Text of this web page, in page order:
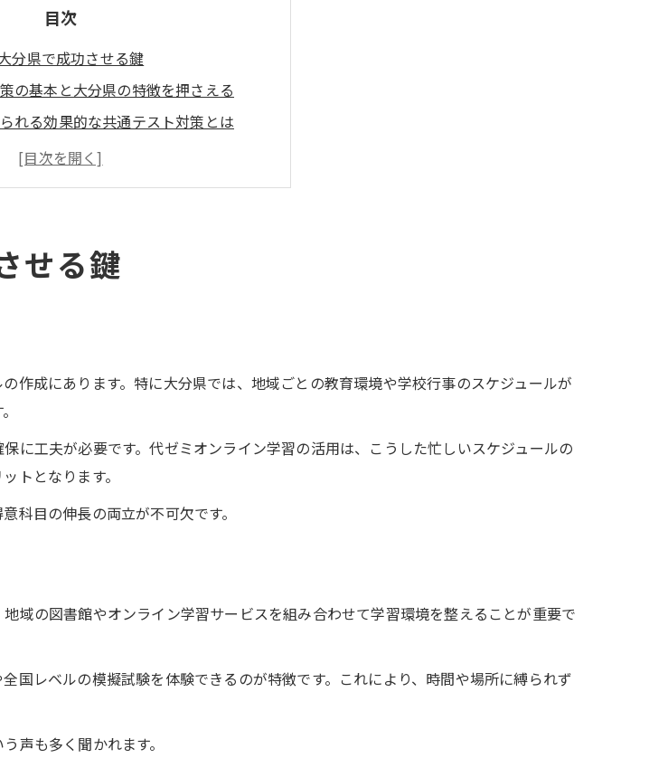
目次
分県で成功させる鍵
の基本と大分県の特徴を押さえる
れる効果的な共通テスト対策とは
き大分県の教育事情と共通テスト対策
と大分県の学習環境の相性を探る
せる鍵
作成にあります。特に大分県では、地域ごとの教育環境や学校行事のスケジュールが
に工夫が必要です。代ゼミオンライン学習の活用は、こうした忙しいスケジュールの
トとなります。
科目の伸長の両立が不可欠です。
域の図書館やオンライン学習サービスを組み合わせて学習環境を整えることが重要で
国レベルの模擬試験を体験できるのが特徴です。これにより、時間や場所に縛られず
声も多く聞かれます。